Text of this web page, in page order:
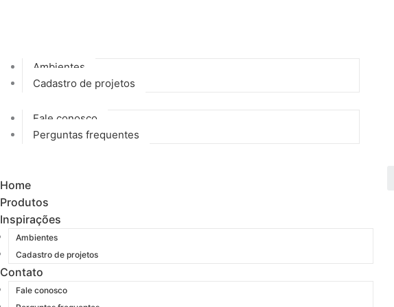
Ambientes
Cadastro de projetos
Fale conosco
Perguntas frequentes
Home
Produtos
Inspirações
Ambientes
Cadastro de projetos
Contato
Fale conosco